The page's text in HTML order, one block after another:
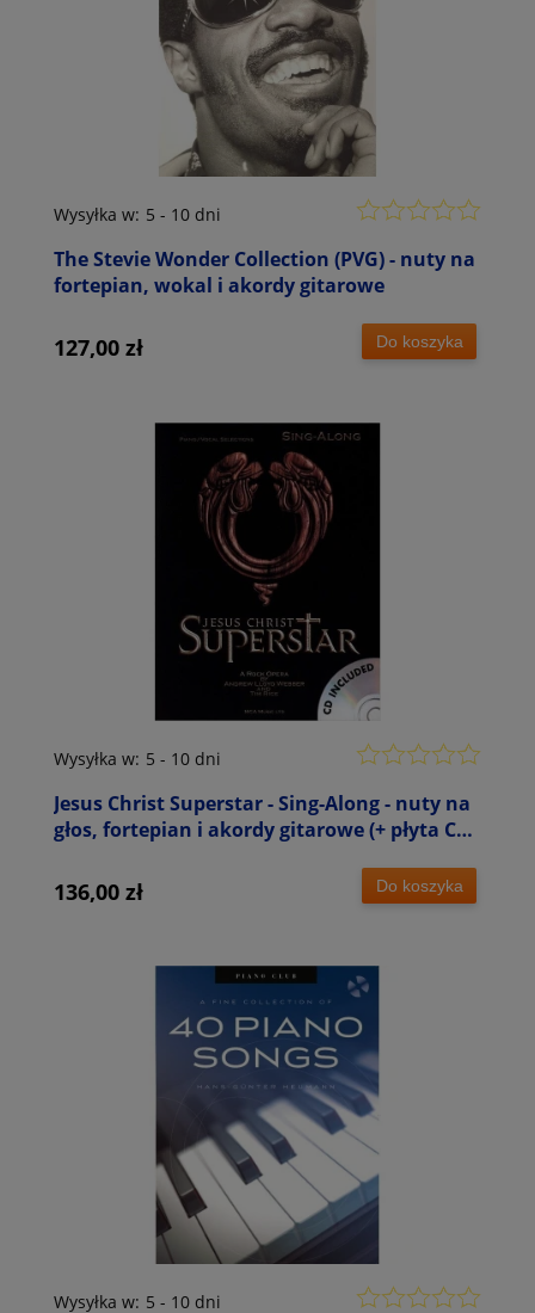
The Stevie Wonder Collection (PVG) - nuty na
fortepian, wokal i akordy gitarowe
Wysyłka w: 5 - 10 dni
127,00 zł Do koszyka
Jesus Christ Superstar - Sing-Along - nuty na
głos, fortepian i akordy gitarowe (+ płyta CD)
Wysyłka w: 5 - 10 dni
136,00 zł Do koszyka
Wysyłka w: 5 - 10 dni